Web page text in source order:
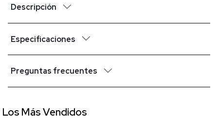
Descripción
Especificaciones
Preguntas frecuentes
Los Más Vendidos